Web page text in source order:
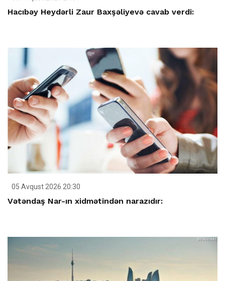
Hacıbəy Heydərli Zaur Baxşəliyevə cavab verdi:
05 Avqust 2026 20:30
Vətəndaş Nar-ın xidmətindən narazıdır: